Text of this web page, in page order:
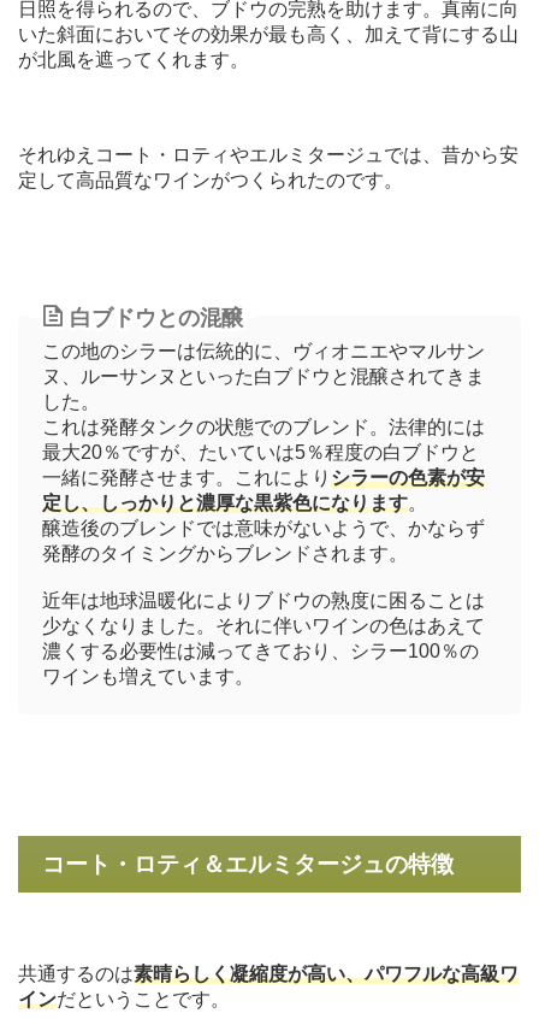
日照を得られるので、ブドウの完熟を助けます。真南に向
いた斜面においてその効果が最も高く、加えて背にする山
が北風を遮ってくれます。
それゆえコート・ロティやエルミタージュでは、昔から安
定して高品質なワインがつくられたのです。
白ブドウとの混醸
この地のシラーは伝統的に、ヴィオニエやマルサン
ヌ、ルーサンヌといった白ブドウと混醸されてきま
した。
これは発酵タンクの状態でのブレンド。法律的には
最大20％ですが、たいていは5％程度の白ブドウと
一緒に発酵させます。これにより シラーの色素が安
定し、しっかりと濃厚な黒紫色になります。
醸造後のブレンドでは意味がないようで、かならず
発酵のタイミングからブレンドされます。
近年は地球温暖化によりブドウの熟度に困ることは
少なくなりました。それに伴いワインの色はあえて
濃くする必要性は減ってきており、シラー100％の
ワインも増えています。
コート・ロティ＆エルミタージュの特徴
共通するのは素晴らしく凝縮度が高い、パワフルな高級ワ
インだということです。